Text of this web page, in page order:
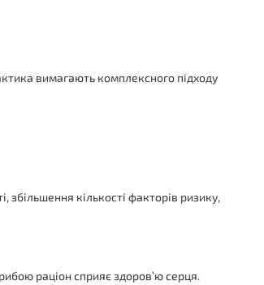
вимагають комплексного підходу
кількості факторів ризику,
раціон сприяє здоров’ю серця.